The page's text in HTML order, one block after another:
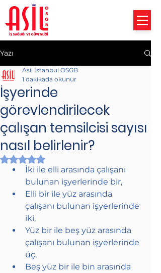
Yazı
İşyerinde
görevlendirilecek
çalışan temsilcisi sayısı
nasıl belirlenir?
Asil İstanbul OSGB
1 dakikada okunur
5 üzerinden NaN yıldız
İki ile elli arasında çalışanı
bulunan işyerlerinde bir,
Elli bir ile yüz arasında
çalışanı bulunan işyerlerinde
iki,
Yüz bir ile beş yüz arasında
çalışanı bulunan işyerlerinde
üç,
Beş yüz bir ile bin arasında